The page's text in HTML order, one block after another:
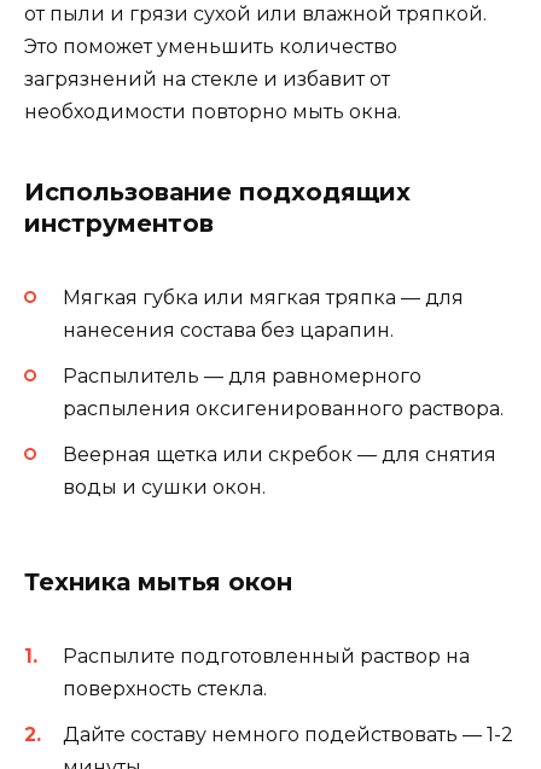
от пыли и грязи сухой или влажной тряпкой.
Это поможет уменьшить количество
загрязнений на стекле и избавит от
необходимости повторно мыть окна.
Использование подходящих
инструментов
Мягкая губка или мягкая тряпка — для
нанесения состава без царапин.
Распылитель — для равномерного
распыления оксигенированного раствора.
Веерная щетка или скребок — для снятия
воды и сушки окон.
Техника мытья окон
Распылите подготовленный раствор на
поверхность стекла.
Дайте составу немного подействовать — 1-2